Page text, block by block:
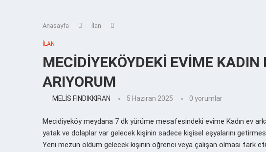
Anasayfa İlan
İLAN
MECİDİYEKÖYDEKİ EVİME KADIN
ARIYORUM
MELİS FINDIKKIRAN 5 Haziran 2025 0 yorumlar
Mecidiyeköy meydana 7 dk yürüme mesafesindeki evime Kadın ev
yatak ve dolaplar var gelecek kişinin sadece kişisel eşyalarını
Yeni mezun oldum gelecek kişinin öğrenci veya çalışan olması fark